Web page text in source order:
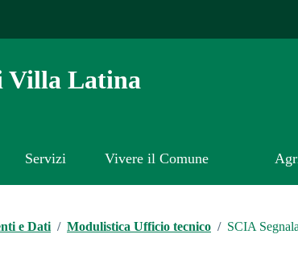
Villa Latina
Servizi Vivere il Comune
e Dati / Modulistica Ufficio tecnico / SCIA